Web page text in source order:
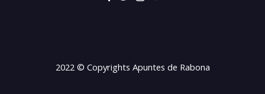
2022 © Copyrights Apuntes de Rabona